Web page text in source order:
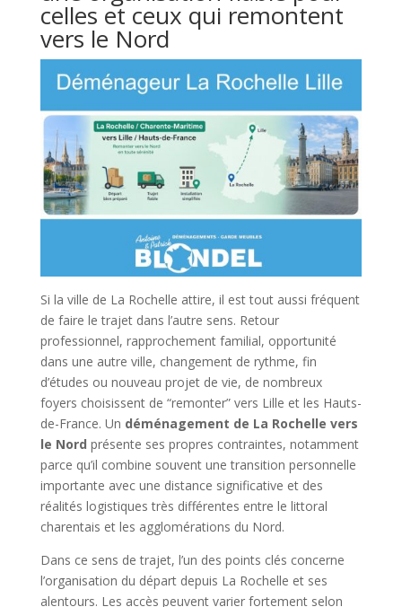
celles et ceux qui remontent
vers le Nord
Si la ville de La Rochelle attire, il est tout aussi fréquent
de faire le trajet dans l’autre sens. Retour
professionnel, rapprochement familial, opportunité
dans une autre ville, changement de rythme, fin
d’études ou nouveau projet de vie, de nombreux
foyers choisissent de “remonter” vers Lille et les Hauts-
de-France. Un déménagement de La Rochelle vers
le Nord présente ses propres contraintes, notamment
parce qu’il combine souvent une transition personnelle
importante avec une distance significative et des
réalités logistiques très différentes entre le littoral
charentais et les agglomérations du Nord.
Dans ce sens de trajet, l’un des points clés concerne
l’organisation du départ depuis La Rochelle et ses
alentours. Les accès peuvent varier fortement selon